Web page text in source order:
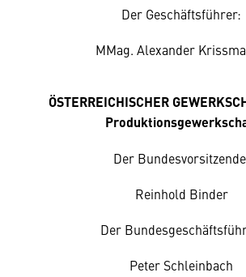
Der Geschäftsführer:
MMag. Alexander
ÖSTERREICHISCHER
Der
Reinhold Binder
Der
Peter Schleinbach